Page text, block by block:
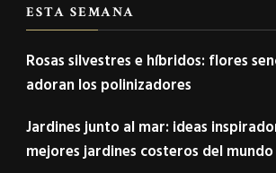
ESTA SEMANA
Rosas silvestres e híbridos: flores
adoran los polinizadores
Jardines junto al mar: ideas
mejores jardines costeros del mundo